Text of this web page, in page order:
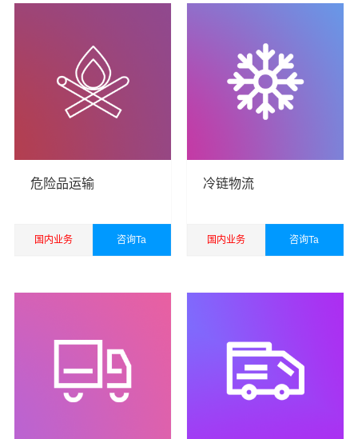
率先开通内地至到香港，澳门，台湾的物流往返运输业
务，简化了货物进出口操作流程，减少了货物在途时间，
提高了货物流通效率。公司秉承优质服务的核心价值观，
将一如既往地为更多的人和企业提供到更优质的
务。
州物流的优质平台，始终致力于为客户提供优质高效的西
安到杭州物流公司,西安物流到杭州,西安至杭州物流专线运
输服务。
危险品运输
国内业务 咨询Ta
冷链物流
国内业务 咨询Ta